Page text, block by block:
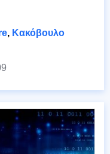
, Κακόβουλο